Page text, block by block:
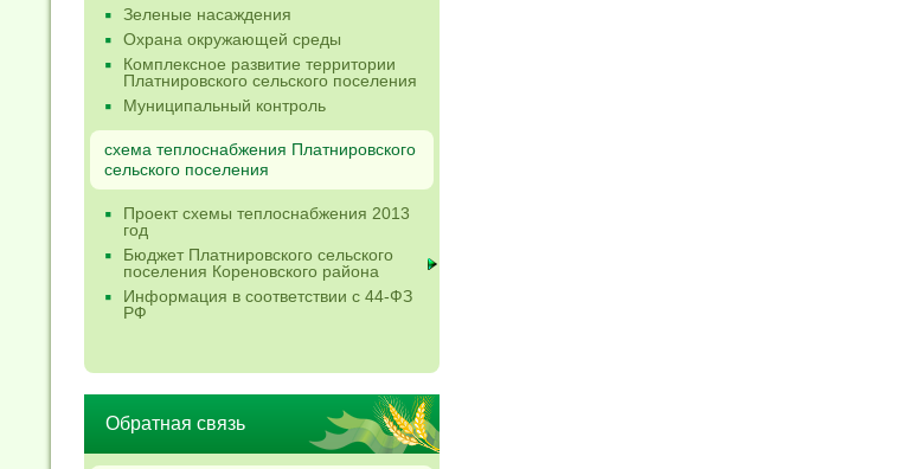
Зеленые насаждения
Охрана окружающей среды
Комплексное развитие территории
Платнировского сельского поселения
Муниципальный контроль
схема теплоснабжения Платнировского
сельского поселения
Проект схемы теплоснабжения 2013
год
Бюджет Платнировского сельского
поселения Кореновского района
Информация в соответствии с 44-ФЗ
РФ
Обратная связь